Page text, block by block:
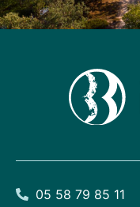
05 58 79 85 11